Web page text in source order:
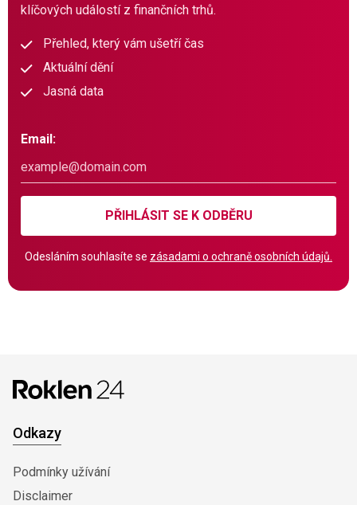
klíčových událostí z finančních trhů.
Přehled, který vám ušetří čas
Aktuální dění
Jasná data
Email:
PŘIHLÁSIT SE K ODBĚRU
Odesláním souhlasíte se zásadami o ochraně osobních údajů.
Odkazy
Podmínky užívání
Disclaimer